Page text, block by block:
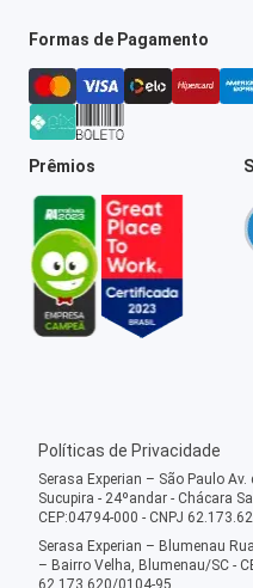
Formas de Pagamento
Prêmios
Políticas de Privacidade
Serasa Experian – São Paulo
Sucupira - 24ºandar - Chácara
CEP:04794-000 - CNPJ
Serasa Experian – Blumenau
– Bairro Velha, Blumenau/SC -
62.173.620/0104-95